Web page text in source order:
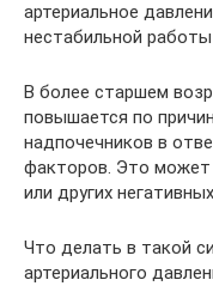
артериальное
нестабильной
В более старшем
повышается по
надпочечников в
факторов. Это может
или других
Что делать в такой
артериального